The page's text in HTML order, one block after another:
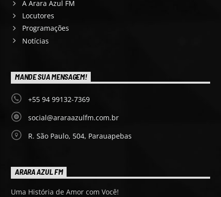
A Arara Azul FM
Locutores
Programações
Notícias
MANDE SUA MENSAGEM!
+55 94 99132-7369
social@araraazulfm.com.br
R. São Paulo, 504, Parauapebas
ARARA AZUL FM
Uma História de Amor com Você!